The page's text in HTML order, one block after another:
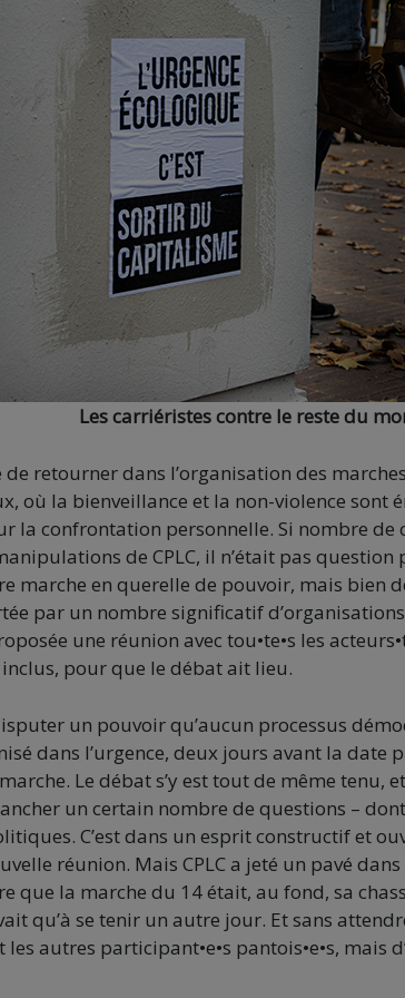
Les carriéristes contre le reste du
de retourner dans l’organisation des
où la bienveillance et la non-violence sont
la confrontation personnelle. Si nombre de
de CPLC, il n’était pas
marche en querelle de pouvoir, mais bien
par un nombre significatif
une réunion avec tou•te•s les
pour que le débat ait lieu.
un pouvoir qu’aucun processus
dans l’urgence, deux jours avant la date
Le débat s’y est tout de même tenu,
un certain nombre de questions –
C’est dans un esprit constructif et
réunion. Mais CPLC a jeté un pavé
que la marche du 14 était, au fond, sa
qu’à se tenir un autre jour. Et sans
les autres participant•e•s pantois•e•s, mais